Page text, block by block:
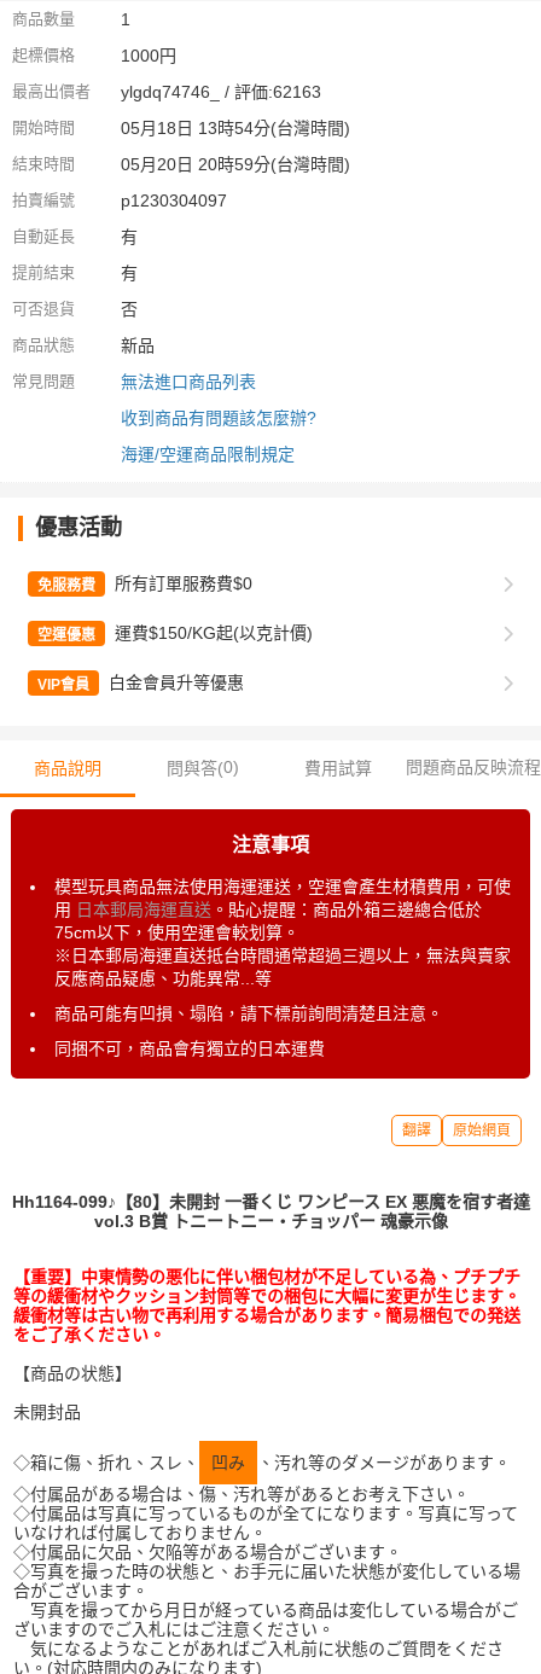
商品數量 1
起標價格 1000円
最高出價者 ylgdq74746_ / 評価:62163
開始時間 05月18日 13時54分(台灣時間)
結束時間 05月20日 20時59分(台灣時間)
拍賣編號 p1230304097
自動延長 有
提前結束 有
可否退貨 否
商品狀態 新品
常見問題
無法進口商品列表
收到商品有問題該怎麼辦?
海運/空運商品限制規定
優惠活動
免服務費 所有訂單服務費$0
空運優惠 運費$150/KG起(以克計價)
VIP會員 白金會員升等優惠
商品說明 問與答(0) 費用試算 問題商品反映流程
注意事項
模型玩具商品無法使用海運運送，空運會產生材積費用，可使
用 日本郵局海運直送。貼心提醒：商品外箱三邊總合低於
75cm以下，使用空運會較划算。
※日本郵局海運直送抵台時間通常超過三週以上，無法與賣家
反應商品疑慮、功能異常...等
商品可能有凹損、塌陷，請下標前詢問清楚且注意。
同捆不可，商品會有獨立的日本運費
翻譯 原始網頁
Hh1164-099♪【80】未開封 一番くじ ワンピース EX 悪魔を宿す者達
vol.3 B賞 トニートニー・チョッパー 魂豪示像
【重要】中東情勢の悪化に伴い梱包材が不足している為、プチプチ
等の緩衝材やクッション封筒等での梱包に大幅に変更が生じます。
緩衝材等は古い物で再利用する場合があります。簡易梱包での発送
をご了承ください。
【商品の状態】
未開封品
◇箱に傷、折れ、スレ、 凹み
、汚れ等のダメージがあります。
◇付属品がある場合は、傷、汚れ等があるとお考え下さい。
◇付属品は写真に写っているものが全てになります。写真に写って
いなければ付属しておりません。
◇付属品に欠品、欠陥等がある場合がございます。
◇写真を撮った時の状態と、お手元に届いた状態が変化している場
合がございます。
写真を撮ってから月日が経っている商品は変化している場合がご
ざいますのでご入札にはご注意ください。
気になるようなことがあればご入札前に状態のご質問をくださ
い。(対応時間内のみになります)